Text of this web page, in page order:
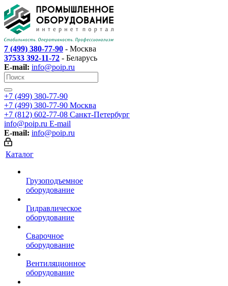
7 (499) 380-77-90 - Москва
37533 392-11-72 - Беларусь
E-mail: info@poip.ru
+7 (499) 380-77-90
+7 (499) 380-77-90 Москва
+7 (812) 602-77-08 Санкт-Петербург
info@poip.ru E-mail
E-mail: info@poip.ru
Каталог
Грузоподъемное
оборудование
Гидравлическое
оборудование
Сварочное
оборудование
Вентиляционное
оборудование